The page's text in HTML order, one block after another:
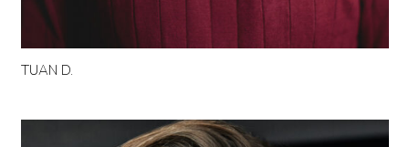
TUAN D.